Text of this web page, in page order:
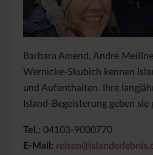
Barbara Amend, André
Wernicke-Skubich kennen
und Aufenthalten. Ihre
Island-Begeisterung geben sie
Tel.: 04103-9000770
E-Mail: